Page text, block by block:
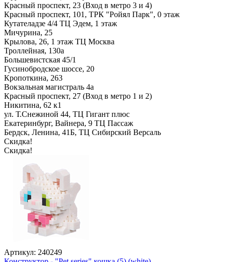
Красный проспект, 23 (Вход в метро 3 и 4)
Красный проспект, 101, ТРК "Ройял Парк", 0 этаж
Кутателадзе 4/4 ТЦ Эдем, 1 этаж
Мичурина, 25
Крылова, 26, 1 этаж ТЦ Москва
Троллейная, 130а
Большевистская 45/1
Гусинобродское шоссе, 20
Кропоткина, 263
Вокзальная магистраль 4а
Красный проспект, 27 (Вход в метро 1 и 2)
Никитина, 62 к1
ул. Т.Снежиной 44, ТЦ Гигант плюс
Екатеринбург, Вайнера, 9 ТЦ Пассаж
Бердск, Ленина, 41Б, ТЦ Сибирский Версаль
Скидка!
Скидка!
Артикул: 240249